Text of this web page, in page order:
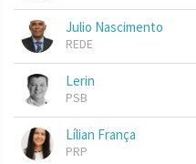
Julio Nascimento
REDE
Lerin
PSB
Lílian França
PRP